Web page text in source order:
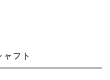
フト